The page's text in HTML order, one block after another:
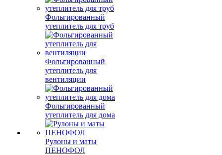
Фольгированный
утеплитель для труб
Фольгированный
утеплитель для
вентиляции
Фольгированный
утеплитель для дома
Рулоны и маты
ПЕНОФОЛ